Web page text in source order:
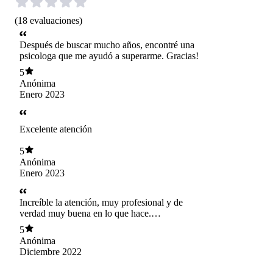
(18 evaluaciones)
Después de buscar mucho años, encontré una
psicologa que me ayudó a superarme. Gracias!
5
Anónima
Enero 2023
Excelente atención
5
Anónima
Enero 2023
Increíble la atención, muy profesional y de
verdad muy buena en lo que hace.
Recomendadísima!!
5
Anónima
Diciembre 2022